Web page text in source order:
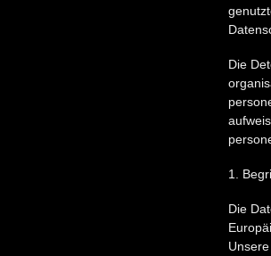
Die
1.
Die